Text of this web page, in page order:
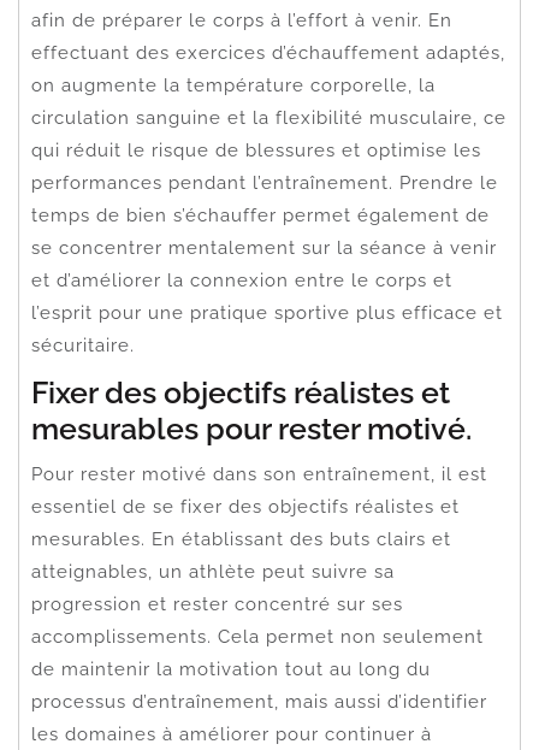
afin de préparer le corps à l’effort à venir. En
effectuant des exercices d’échauffement adaptés,
on augmente la température corporelle, la
circulation sanguine et la flexibilité musculaire, ce
qui réduit le risque de blessures et optimise les
performances pendant l’entraînement. Prendre le
temps de bien s’échauffer permet également de
se concentrer mentalement sur la séance à venir
et d’améliorer la connexion entre le corps et
l’esprit pour une pratique sportive plus efficace et
sécuritaire.
Fixer des objectifs réalistes et
mesurables pour rester motivé.
Pour rester motivé dans son entraînement, il est
essentiel de se fixer des objectifs réalistes et
mesurables. En établissant des buts clairs et
atteignables, un athlète peut suivre sa
progression et rester concentré sur ses
accomplissements. Cela permet non seulement
de maintenir la motivation tout au long du
processus d’entraînement, mais aussi d’identifier
les domaines à améliorer pour continuer à